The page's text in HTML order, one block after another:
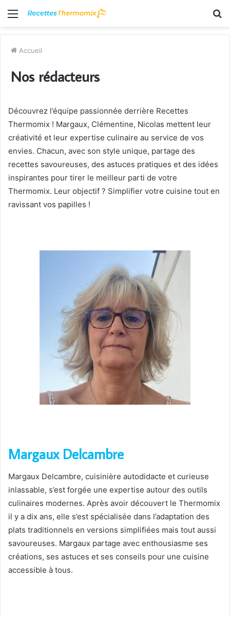
Menu
Accueil
Nos rédacteurs
Découvrez l’équipe passionnée derrière Recettes
Thermomix ! Margaux, Clémentine, Nicolas mettent leur
créativité et leur expertise culinaire au service de vos
envies. Chacun, avec son style unique, partage des
recettes savoureuses, des astuces pratiques et des idées
inspirantes pour tirer le meilleur parti de votre
Thermomix. Leur objectif ? Simplifier votre cuisine tout en
ravissant vos papilles !
Margaux Delcambre
Margaux Delcambre, cuisinière autodidacte et curieuse
inlassable, s’est forgée une expertise autour des outils
culinaires modernes. Après avoir découvert le Thermomix
il y a dix ans, elle s’est spécialisée dans l’adaptation des
plats traditionnels en versions simplifiées mais tout aussi
savoureuses. Margaux partage avec enthousiasme ses
créations, ses astuces et ses conseils pour une cuisine
accessible à tous.